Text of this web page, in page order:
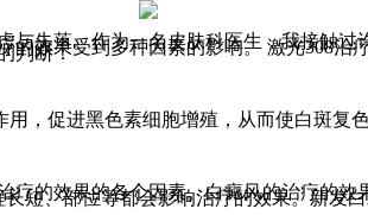
失落。作为一名皮肤科医生，我接触
效果受到多种因素的影响。 激光308
判断：
用，促进黑色素细胞增殖，从而使白斑复色
的效果的各个因素。白癜风的治疗的
短、部位等都会影响治疗的效果。新发